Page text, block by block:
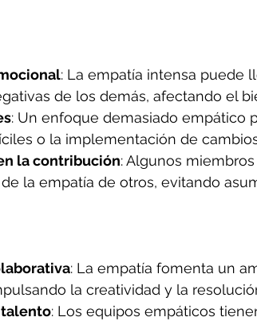
: La empatía intensa puede
de los demás, afectando el
: Un enfoque demasiado empático
o la implementación de
la contribución: Algunos
la empatía de otros, evitando
: La empatía fomenta un
la creatividad y la
: Los equipos empáticos